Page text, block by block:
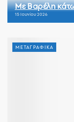
Με Βαρέλη
15 Ιουνίου 2026
ΜΕΤΑΓΡΑΦΙΚΑ